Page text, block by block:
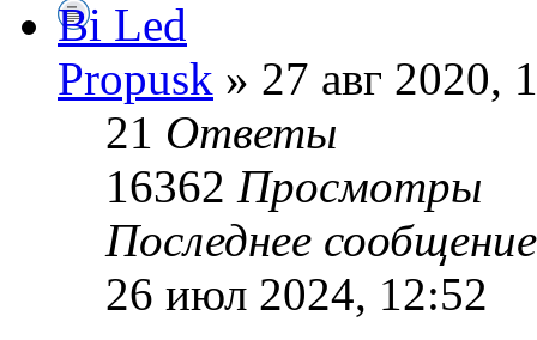
Bi Led
Propusk » 27 авг 2020,
21 Ответы
16362 Просмотры
Последнее
26 июл 2024, 12:52